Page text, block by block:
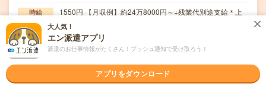
時給
1550円 【月収例】約24万8000円～+残業代別途支給＊上
限月3万円交通費支給アリ
交通費
※交通費実費3万円/月まで支給
《 試薬の製造オペレーター業務 》==主な業務内容==・
製造オペレーター、検品(製品、原料)・関連補…
大人気！
エン派遣アプリ
派遣のお仕事情報がたくさん！プッシュ通知で受け取ろう！
アプリをダウンロード